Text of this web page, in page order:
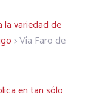
la variedad de
> Vía Faro de
en tan sólo